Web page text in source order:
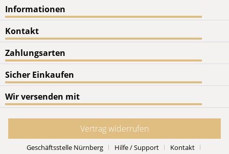
Informationen
Kontakt
Zahlungsarten
Sicher Einkaufen
Wir versenden mit
Vertrag widerrufen
Geschäftsstelle Nürnberg Hilfe / Support Kontakt